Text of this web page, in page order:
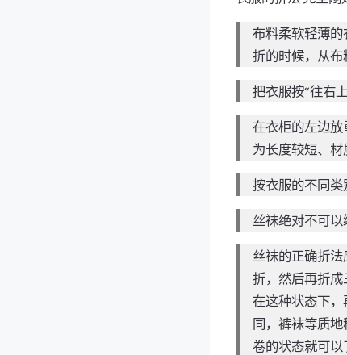
布料柔软轻薄的
折的时候，从布
把衣服按“往右
在衣柜的左边
为长度较短、材
按衣服的不同
丝袜绝对不可以
丝袜的正确折
折，然后再折成
在这种状态下
同，裤袜等质
卷的状态就可